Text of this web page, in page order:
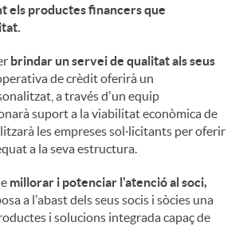
els productes financers que
brindar un servei de qualitat als seus
de crèdit oferirà un
a través d'un equip
suport a la viabilitat econòmica de
les empreses sol·licitants per oferir
a la seva estructura.
millorar i potenciar l'atenció al soci,
a l'abast dels seus socis i sòcies una
i solucions integrada capaç de